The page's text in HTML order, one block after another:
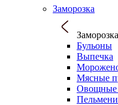
Заморозка
Заморозка
Бульоны
Выпечка
Мясные
Овощные